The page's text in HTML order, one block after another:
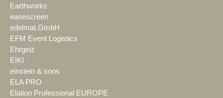
Earthworks
easescreen
edelmat.GmbH
EFM Event Logistics
Ehrgeiz
EIKI
einstein & sons
ELA PRO
Elation Professional EUROPE